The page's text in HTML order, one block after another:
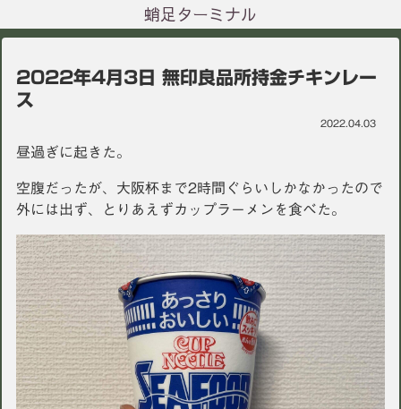
蛸足ターミナル
2022年4月3日 無印良品所持金チキンレー
ス
2022.04.03
昼過ぎに起きた。
空腹だったが、大阪杯まで2時間ぐらいしかなかったので
外には出ず、とりあえずカップラーメンを食べた。